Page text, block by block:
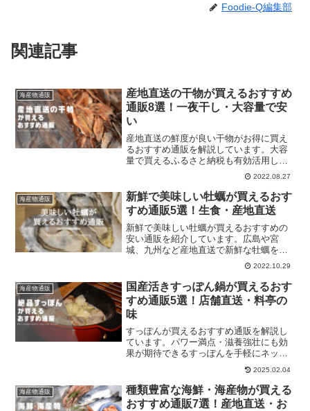
Foodie-Q編集部
関連記事
海産物通販
産地直送の干物が買えるおすすめ
通販8選！一夜干し・大容量で安
い
産地直送の鮮度が良い干物がお得に買え
るおすすめ通販を解説しています。大容
量で買えるふるさと納税も有効活用しま
2022.08.27
海産物通販
新鮮で美味しい牡蠣が買えるおす
すめ通販5選！生食・産地直送
新鮮で美味しい牡蠣が買えるおすすめの
安い通販を紹介しています。広島や宮
城、九州など産地直送で新鮮な牡蠣を届
けてくれる通販を厳選。生食用の殻付き
牡蠣やカキフライ・かき鍋に便利なむき
身など食べ方・用途で使い分けて、美味
しい牡蠣を自宅で楽しみましょう！
2022.10.29
海産物通販
国産活きすっぽん鍋が買えるおす
すめ通販5選！店舗直送・料亭の
味
すっぽんが買えるおすすめ通販を解説し
ています。パワー満点・滋養強壮にも効
果が期待できるすっぽんを手軽にネット
で取り寄せて楽しんでみてはいかがでし
2025.02.04
海産物通販
種類豊富な海鮮・海産物が買える
おすすめ通販7選！産地直送・お